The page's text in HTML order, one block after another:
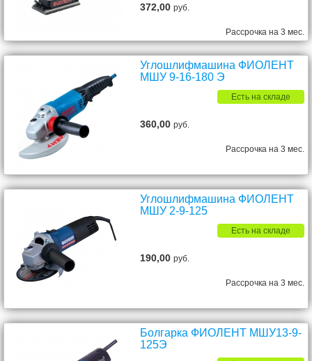
372,00руб.
Рассрочка на 3 мес.
Углошлифмашина ФИОЛЕНТ
МШУ 9-16-180 Э
Есть на складе
360,00руб.
Рассрочка на 3 мес.
Углошлифмашина ФИОЛЕНТ
МШУ 2-9-125
Есть на складе
190,00руб.
Рассрочка на 3 мес.
Болгарка ФИОЛЕНТ МШУ13-9-
125Э